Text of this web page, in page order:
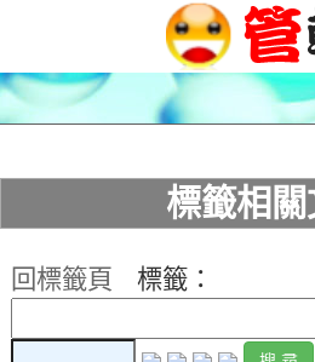
標籤相
回標籤頁
標籤：